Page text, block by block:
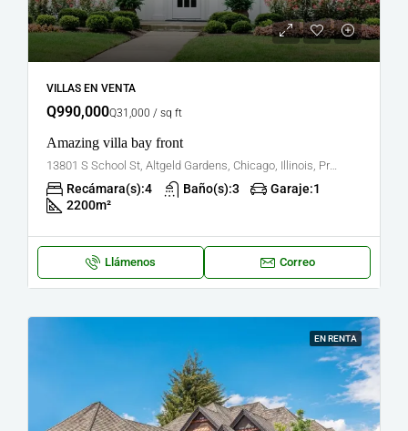
VILLAS EN VENTA
Q990,000Q31,000 / sq ft
Amazing villa bay front
13801 S School St, Altgeld Gardens, Chicago, Illinois, Propiedades en los Estados Unidos
Recámara(s):4 Baño(s):3 Garaje:1
2200m²
Llámenos Correo
EN RENTA